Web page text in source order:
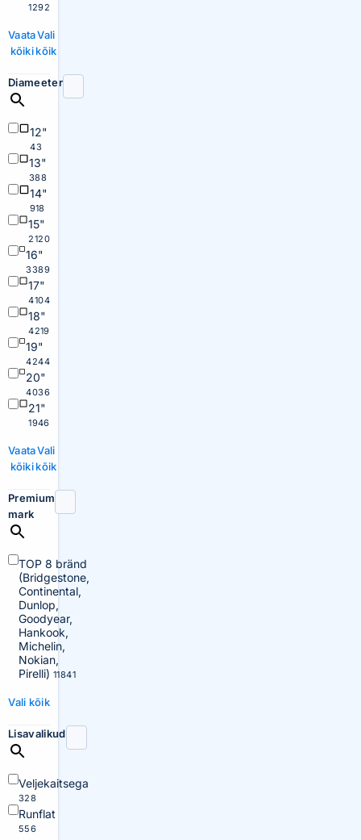
1292
Vaata
kõiki
Vali
kõik
Diameeter
12"
43
13"
388
14"
918
15"
2120
16"
3389
17"
4104
18"
4219
19"
4244
20"
4036
21"
1946
Vaata
kõiki
Vali
kõik
Premium
mark
TOP 8 bränd
(Bridgestone,
Continental,
Dunlop,
Goodyear,
Hankook,
Michelin,
Nokian,
Pirelli) 11841
Vali kõik
Lisavalikud
Veljekaitsega
328
Runflat
556